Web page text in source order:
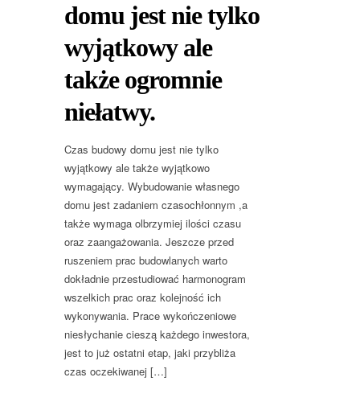
domu jest nie tylko
wyjątkowy ale
także ogromnie
niełatwy.
Czas budowy domu jest nie tylko
wyjątkowy ale także wyjątkowo
wymagający. Wybudowanie własnego
domu jest zadaniem czasochłonnym ,a
także wymaga olbrzymiej ilości czasu
oraz zaangażowania. Jeszcze przed
ruszeniem prac budowlanych warto
dokładnie przestudiować harmonogram
wszelkich prac oraz kolejność ich
wykonywania. Prace wykończeniowe
niesłychanie cieszą każdego inwestora,
jest to już ostatni etap, jaki przybliża
czas oczekiwanej […]